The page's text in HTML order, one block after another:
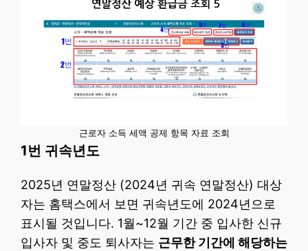
근로자 소득 세액 공제 항목 자료 조회
1번 귀속년도
2025년 연말정산 (2024년 귀속 연말정산) 대상
자는 홈택스에서 보면 귀속년도에 2024년으로
표시될 것입니다. 1월~12월 기간 중 입사한 신규
입사자 및 중도 퇴사자는 근무한 기간에 해당하는